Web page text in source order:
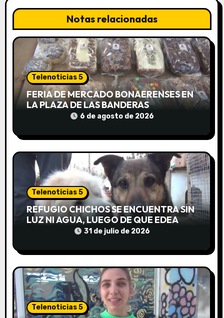
ó
n
d
e
n
r
a
a
s
Notas relacionadas
Telenoticias 5
FERIA DE MERCADO BONAERENSES EN
LA PLAZA DE LAS BANDERAS
6 de agosto de 2026
Telenoticias 5
REFUGIO CHICHOS SE ENCUENTRA SIN
LUZ NI AGUA, LUEGO DE QUE EDEA
CORTARA EL SUMINISTRO SIN AVISO
31 de julio de 2026
Telenoticias 5